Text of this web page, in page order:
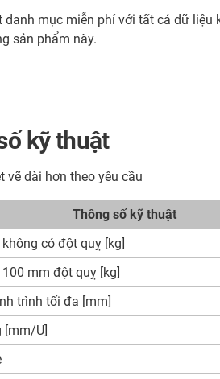
danh mục miễn phí với tất cả dữ liệu
sản phẩm này.
kỹ thuật
vẽ dài hơn theo yêu cầu
Thông số kỹ thuật
có đột quỵ [kg]
mm đột quỵ [kg]
trình tối đa [mm]
[mm/U]